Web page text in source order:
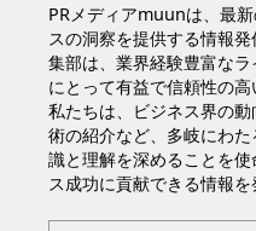
PRメディアmuunは、最
スの洞察を提供する情報
集部は、業界経験豊富な
にとって有益で信頼性の高
私たちは、ビジネス界の
術の紹介など、多岐にわ
識と理解を深めることを
ス成功に貢献できる情報を